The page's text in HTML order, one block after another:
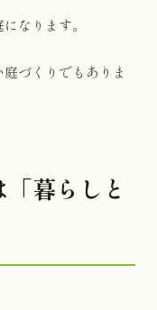
なります。
づくりでもありま
暮らしと